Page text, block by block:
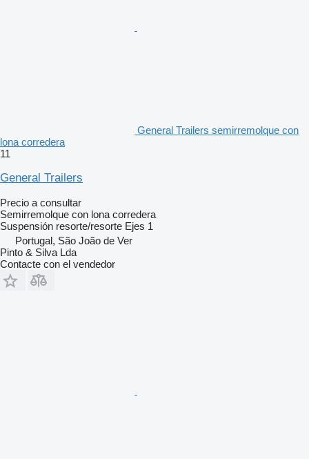
General Trailers semirremolque con
lona corredera
11
General Trailers
Precio a consultar
Semirremolque con lona corredera
Suspensión resorte/resorte Ejes 1
Portugal, São João de Ver
Pinto & Silva Lda
Contacte con el vendedor